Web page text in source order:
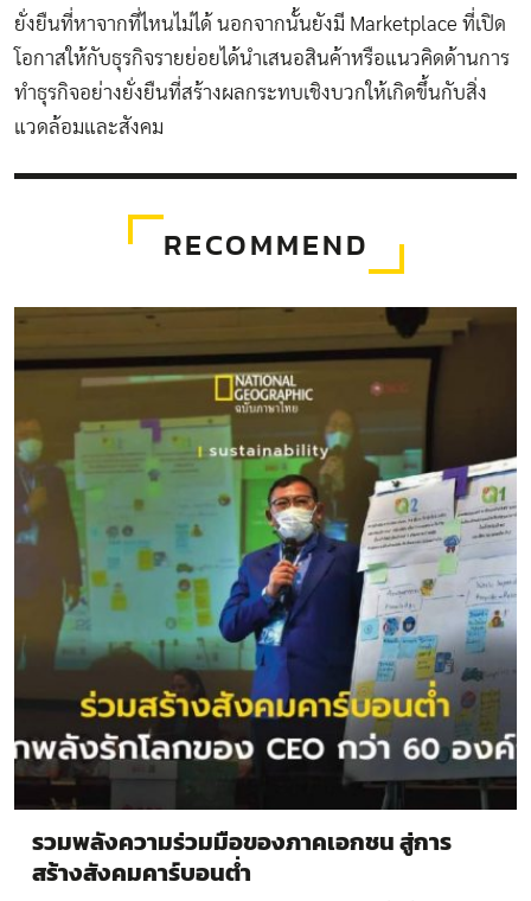
ยั่งยืนที่หาจากที่ไหนไม่ได้ นอกจากนั้นยังมี Marketplace ที่เปิด
โอกาสให้กับธุรกิจรายย่อยได้นำเสนอสินค้าหรือแนวคิดด้านการ
ทำธุรกิจอย่างยั่งยืนที่สร้างผลกระทบเชิงบวกให้เกิดขึ้นกับสิ่ง
แวดล้อมและสังคม
RECOMMEND
รวมพลังความร่วมมือของภาคเอกชน สู่การ
สร้างสังคมคาร์บอนต่ำ